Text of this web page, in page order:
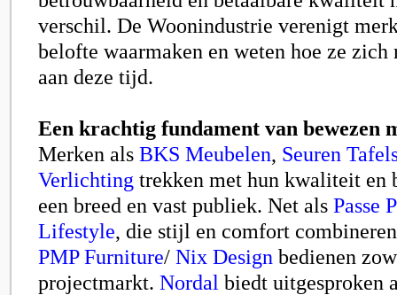
verschil. De Woonindustrie verenigt
belofte waarmaken en weten hoe ze zich
aan deze tijd.
Een krachtig fundament van bewezen
Merken als BKS Meubelen, Seuren
Verlichting trekken met hun kwaliteit en
een breed en vast publiek. Net als Passe
Lifestyle, die stijl en comfort
PMP Furniture/ Nix Design bedienen
projectmarkt. Nordal biedt uitgesproken